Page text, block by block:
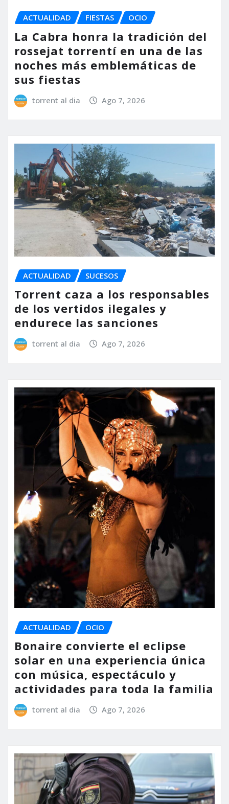
ACTUALIDAD FIESTAS OCIO
La Cabra honra la tradición del
rossejat torrentí en una de las
noches más emblemáticas de
sus fiestas
torrent al dia Ago 7, 2026
ACTUALIDAD SUCESOS
Torrent caza a los responsables
de los vertidos ilegales y
endurece las sanciones
torrent al dia Ago 7, 2026
ACTUALIDAD OCIO
Bonaire convierte el eclipse
solar en una experiencia única
con música, espectáculo y
actividades para toda la familia
torrent al dia Ago 7, 2026